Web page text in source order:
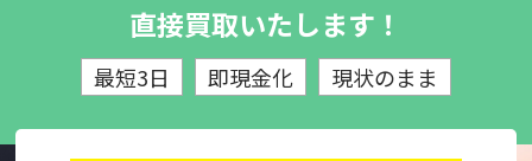
直接買取いたします！
最短3日 即現金化 現状のまま